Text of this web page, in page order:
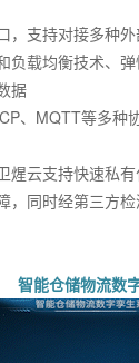
，支持对接多种
负载均衡技术、
据
、MQTT等多种
煋云支持快速私
，同时经第三方
智能仓储物流数